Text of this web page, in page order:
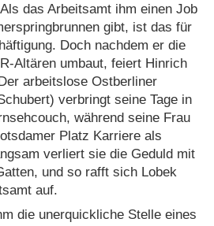
das Arbeitsamt ihm einen Job
gibt, ist das für
Doch nachdem er die
Altären umbaut, feiert Hinrich
arbeitslose Ostberliner
verbringt seine Tage in
während seine Frau
Platz Karriere als
verliert sie die Geduld mit
und so rafft sich Lobek
auf.
die unerquickliche Stelle eines